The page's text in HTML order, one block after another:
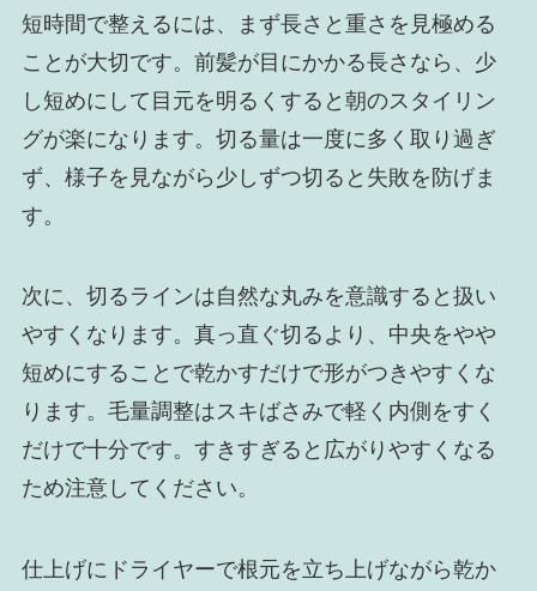
短時間で整えるには、まず長さと重さを見極める
ことが大切です。前髪が目にかかる長さなら、少
し短めにして目元を明るくすると朝のスタイリン
グが楽になります。切る量は一度に多く取り過ぎ
ず、様子を見ながら少しずつ切ると失敗を防げま
す。
次に、切るラインは自然な丸みを意識すると扱い
やすくなります。真っ直ぐ切るより、中央をやや
短めにすることで乾かすだけで形がつきやすくな
ります。毛量調整はスキばさみで軽く内側をすく
だけで十分です。すきすぎると広がりやすくなる
ため注意してください。
仕上げにドライヤーで根元を立ち上げながら乾か